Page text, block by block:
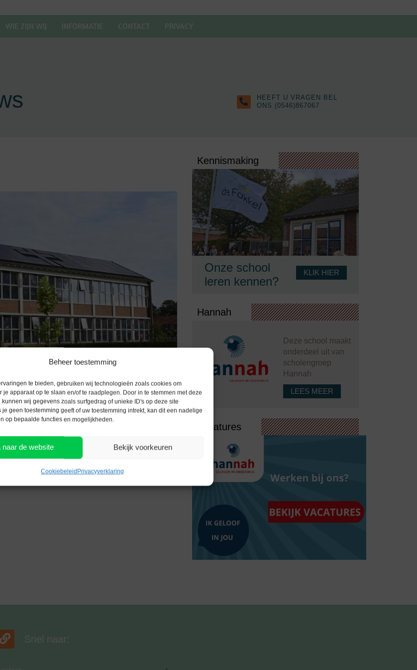
Beheer toestemming
te bieden, gebruiken wij technologieën zoals cookies om
je apparaat op te slaan en/of te raadplegen. Door in te stemmen met deze
wij gegevens zoals surfgedrag of unieke ID's op deze site
je geen toestemming geeft of uw toestemming intrekt, kan dit een nadelige
op bepaalde functies en mogelijkheden.
naar de website Bekijk voorkeuren
CookiebeleidPrivacyverklaring
WIE ZIJN WIJ INFORMATIE CONTACT PRIVACY
HEEFT U VRAGEN BEL
ONS (0546)867067
Maak iets tofs bij techniek, spring op het
familie, vrienden en buren gerust mee.
Kennismaking
Onze school
leren kennen?
KLIK HIER
Hannah
Deze school maakt
onderdeel uit van
scholengroep
Hannah
LEES MEER
Vacatures
Snel naar: